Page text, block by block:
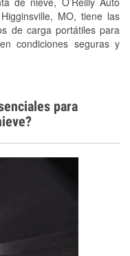
MO, tiene las
de carga portátiles para
condiciones seguras y
para